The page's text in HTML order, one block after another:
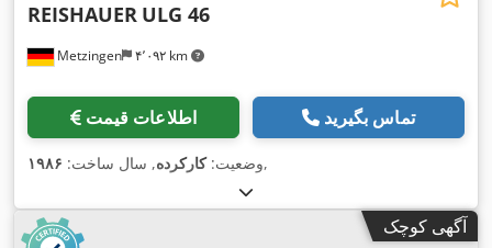
Metzingen ۴٬۰۹۲ km
REISHAUER ULG 46
اطلاعات قیمت تماس بگیرید
وضعیت:کارکرده, سال ساخت: ۱۹۸۶ ,
آگهی کوچک